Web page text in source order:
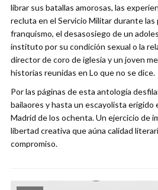
librar sus batallas amorosas, las
recluta en el Servicio Militar durante las
franquismo, el desasosiego de un
instituto por su condición sexual o la
director de coro de iglesia y un joven
historias reunidas en Lo que no se dice.
Por las páginas de esta antología
bailaores y hasta un escayolista erigido
Madrid de los ochenta. Un ejercicio de
libertad creativa que aúna calidad
compromiso.